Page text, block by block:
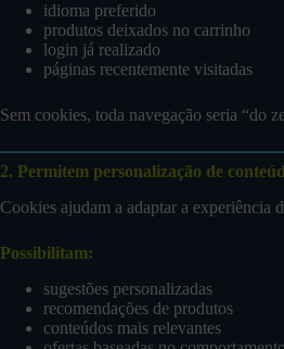
idioma preferido
produtos deixados no carrinho
login já realizado
páginas recentemente visitadas
Sem cookies, toda navegação seria “do
2. Permitem personalização de
Cookies ajudam a adaptar a experiência
Possibilitam:
sugestões personalizadas
recomendações de produtos
conteúdos mais relevantes